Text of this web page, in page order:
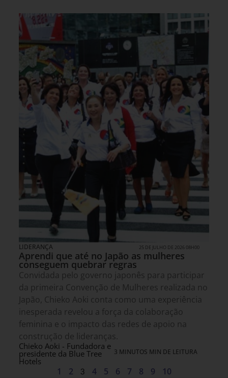
LIDERANÇA 25 DE JULHO DE 2026 08H00
Aprendi que até no Japão as mulheres
conseguem quebrar regras
Convidada pelo governo japonês para participar
da primeira Convenção de Mulheres realizada no
Japão, Chieko Aoki conta como uma experiência
inesperada revelou a força da colaboração
feminina e o impacto das redes de apoio na
construção de lideranças.
Chieko Aoki - Fundadora e
presidente da Blue Tree
Hotels
3 MINUTOS MIN DE LEITURA
1 2 3 4 5 6 7 8 9 10